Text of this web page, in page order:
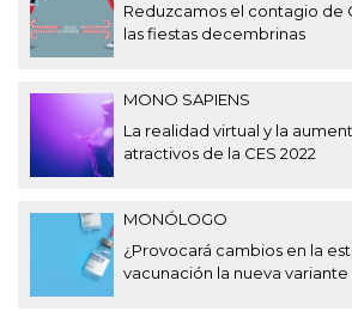
Reduzcamos el contagio de
las fiestas decembrinas
MONO SAPIENS
La realidad virtual y la
atractivos de la CES 2022
MONÓLOGO
¿Provocará cambios en la
vacunación la nueva